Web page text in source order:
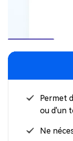
Permet
ou d'un
Ne